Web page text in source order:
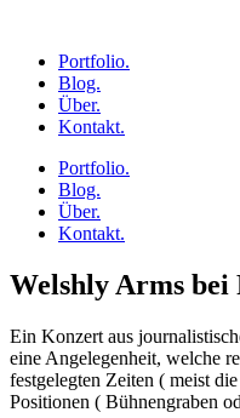
springenPortfolio.
Blog.
Über.
Kontakt.
Portfolio.
Blog.
Über.
Kontakt.
Welshly Arms bei
Ein Konzert aus
eine Angelegenheit, welche
festgelegten Zeiten ( meist
Positionen ( Bühnengraben